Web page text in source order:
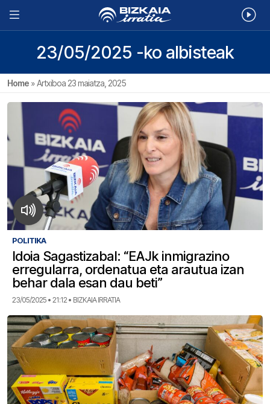
23/05/2025 -ko albisteak
Home »Artxiboa 23 maiatza, 2025
POLITIKA
Idoia Sagastizabal: “EAJk inmigrazino
erregularra, ordenatua eta arautua izan
behar dala esan dau beti”
23/05/2025 • 21:12 • BIZKAIA IRRATIA